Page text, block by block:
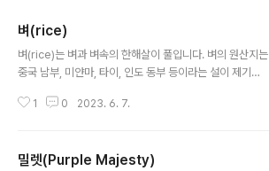
벼(rice)
벼(rice)는 벼과 벼속의 한해살이 풀입니다. 벼의 원산지는
중국 남부, 미얀마, 타이, 인도 동부 등이라는 설이 제기되
다툼이 있었으나, 중국에서 출토된 볍씨가 오래되어 학계
전에 형성된 것으로 추정되는 토탄층에서 볍씨가 출토됩니
1 0 2023. 6. 7.
밀렛(Purple Majesty)